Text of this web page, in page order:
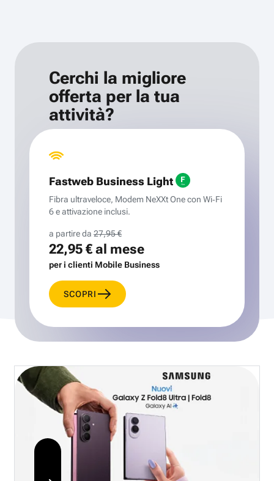
Cerchi la migliore
offerta per la tua
attività?
Fastweb Business Light
Fibra ultraveloce, Modem NeXXt One con Wi‑Fi
6 e attivazione inclusi.
a partire da 27,95 €
22,95 €al mese
per i clienti Mobile Business
SCOPRI